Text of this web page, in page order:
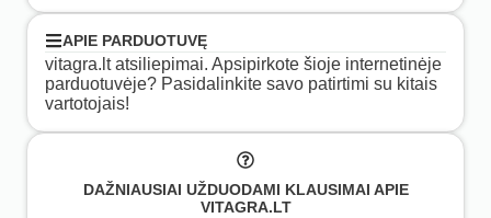
APIE PARDUOTUVĘ
vitagra.lt atsiliepimai. Apsipirkote šioje internetinėje
parduotuvėje? Pasidalinkite savo patirtimi su kitais
vartotojais!
DAŽNIAUSIAI UŽDUODAMI KLAUSIMAI APIE
VITAGRA.LT